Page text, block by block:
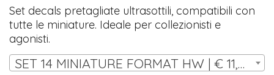
Set decals pretagliate ultrasottili, compatibili con
tutte le miniature. Ideale per collezionisti e
agonisti.
SET 14 MINIATURE FORMAT HW | € 11,00